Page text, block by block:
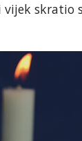
skratio